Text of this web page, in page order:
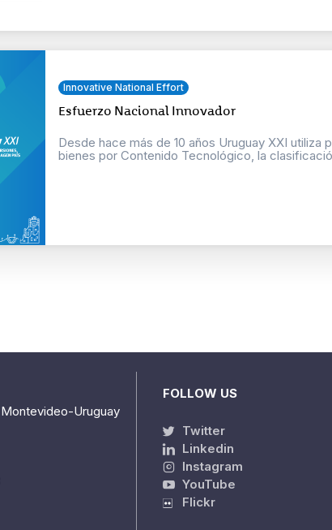
Innovative National Effort
Esfuerzo Nacional Innovador
Desde hace más de 10 años Uruguay XXI
bienes por Contenido Tecnológico, la
Uruguay
FOLLOW US
Twitter
Linkedin
Instagram
YouTube
Flickr